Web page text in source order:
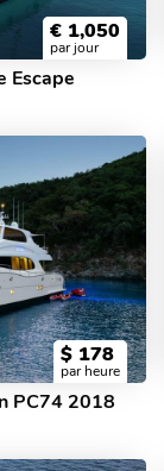
€ 1,050
par jour
Escape
$ 178
par heure
PC74 2018